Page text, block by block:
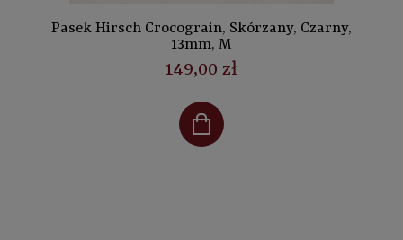
Pasek Hirsch Crocograin, Skórzany, Czarny,
13mm, M
149,00 zł